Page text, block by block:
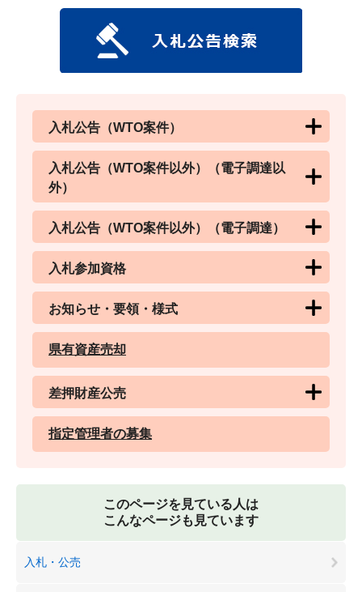
入札公告（WTO案件）
入札公告（WTO案件以外）（電子調達以
外）
入札公告（WTO案件以外）（電子調達）
入札参加資格
お知らせ・要領・様式
県有資産売却
差押財産公売
指定管理者の募集
このページを見ている人は
こんなページも見ています
入札・公売